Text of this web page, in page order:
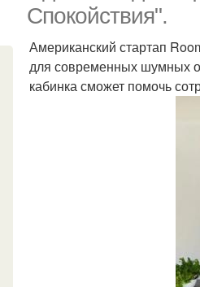
Спокойствия".
Американский стартап
для современных шумных
кабинка сможет помочь